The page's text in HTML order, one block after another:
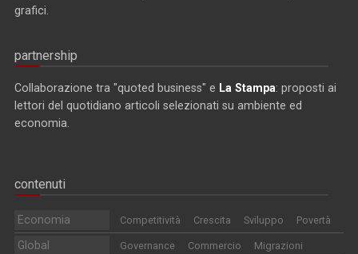
grafici.
partnership
Collaborazione tra "quoted business" e La Stampa: proposti ai
lettori del quotidiano articoli selezionati su ambiente ed
economia.
contenuti
Economia Competitività Crescita Sviluppo Povertà
Global Governance Commercio Migrazioni